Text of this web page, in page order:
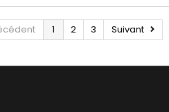
1 2 3 Suivant